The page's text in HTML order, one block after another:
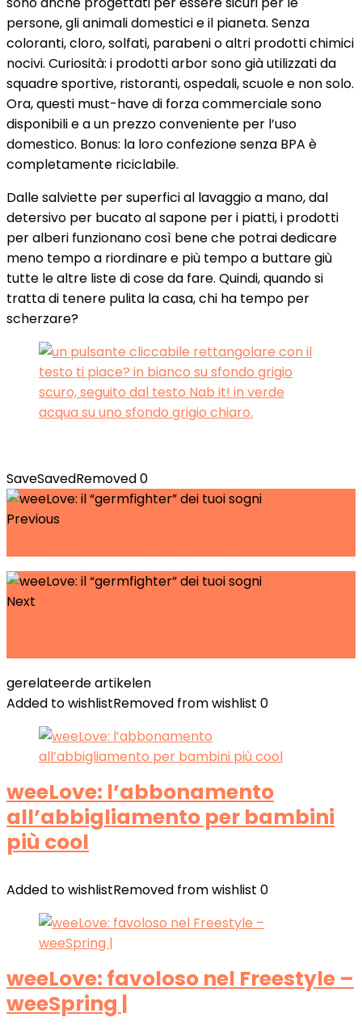
persone, gli animali domestici e il pianeta. Senza
coloranti, cloro, solfati, parabeni o altri prodotti chimici
nocivi. Curiosità: i prodotti arbor sono già utilizzati da
squadre sportive, ristoranti, ospedali, scuole e non solo.
Ora, questi must-have di forza commerciale sono
disponibili e a un prezzo conveniente per l’uso
domestico. Bonus: la loro confezione senza BPA è
completamente riciclabile.
Dalle salviette per superfici al lavaggio a mano, dal
detersivo per bucato al sapone per i piatti, i prodotti
per alberi funzionano così bene che potrai dedicare
meno tempo a riordinare e più tempo a buttare giù
tutte le altre liste di cose da fare. Quindi, quando si
tratta di tenere pulita la casa, chi ha tempo per
scherzare?
SaveSavedRemoved0
Previous
Next
gerelateerde artikelen
Added to wishlistRemoved from wishlist 0
weeLove: l’abbonamento
all’abbigliamento per bambini
più cool
Added to wishlistRemoved from wishlist 0
weeLove: favoloso nel Freestyle –
weeSpring |